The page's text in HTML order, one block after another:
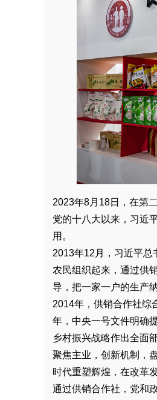
2023年8月18日，在第
党的十八大以来，习近
用。
2013年12月，习近平总
农民组织起来，通过供
导，把一家一户的生产
2014年，供销合作社综
年，中央一号文件明确
乡村振兴战略作出全面
聚焦主业，创新机制，
时代重塑辉煌，在改革
通过供销合作社，党和